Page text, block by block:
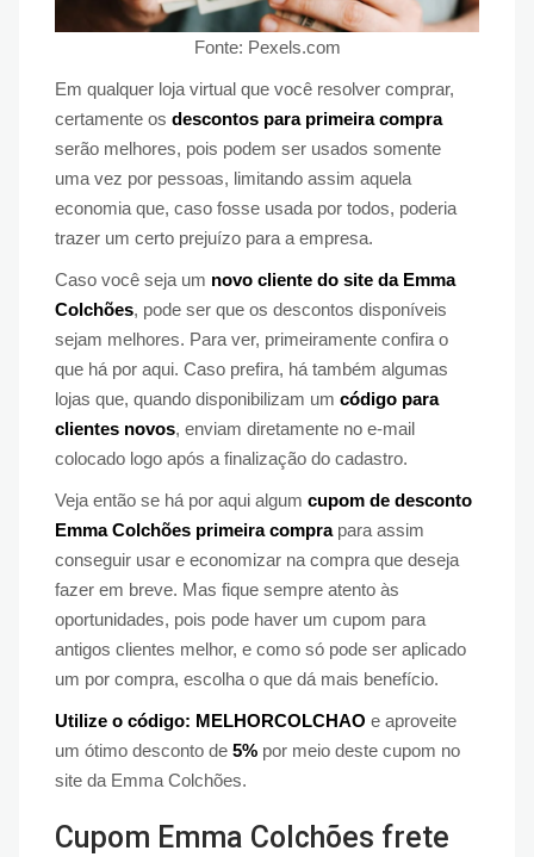
Fonte: Pexels.com
Em qualquer loja virtual que você resolver comprar,
certamente os descontos para primeira compra
serão melhores, pois podem ser usados somente
uma vez por pessoas, limitando assim aquela
economia que, caso fosse usada por todos, poderia
trazer um certo prejuízo para a empresa.
Caso você seja um novo cliente do site da Emma
Colchões, pode ser que os descontos disponíveis
sejam melhores. Para ver, primeiramente confira o
que há por aqui. Caso prefira, há também algumas
lojas que, quando disponibilizam um código para
clientes novos, enviam diretamente no e-mail
colocado logo após a finalização do cadastro.
Veja então se há por aqui algum cupom de desconto
Emma Colchões primeira comprapara assim
conseguir usar e economizar na compra que deseja
fazer em breve. Mas fique sempre atento às
oportunidades, pois pode haver um cupom para
antigos clientes melhor, e como só pode ser aplicado
um por compra, escolha o que dá mais benefício.
Utilize o código: MELHORCOLCHAO e aproveite
um ótimo desconto de 5% por meio deste cupom no
site da Emma Colchões.
Cupom Emma Colchões frete